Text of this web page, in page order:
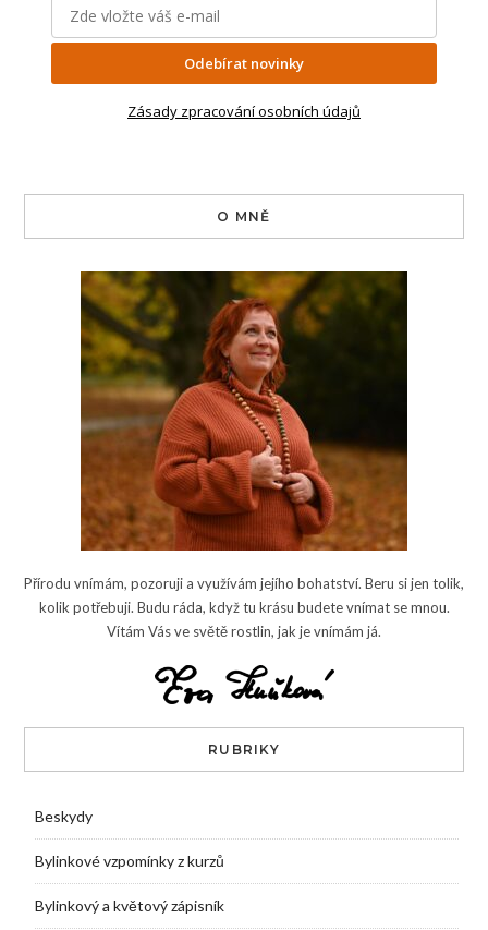
Odebírat novinky
Zásady zpracování osobních údajů
O MNĚ
Přírodu vnímám, pozoruji a využívám jejího bohatství. Beru si jen tolik,
kolik potřebuji. Budu ráda, když tu krásu budete vnímat se mnou.
Vítám Vás ve světě rostlin, jak je vnímám já.
RUBRIKY
Beskydy
Bylinkové vzpomínky z kurzů
Bylinkový a květový zápisník